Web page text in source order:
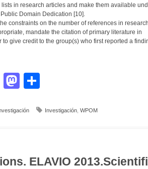
in research articles and make them available
Domain Dedication [10].
constraints on the number of references in research
mandate the citation of primary literature in
to give credit to the group(s) who first reported a
Facebook
Mastodon
Investigación, WPOM
ELAVIO